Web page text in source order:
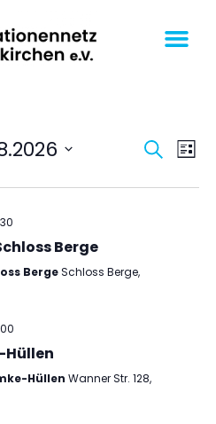
SUCHELISTE
Berge
BergeSchloss Berge,
Hüllen
Hüllen Wanner Str. 128,